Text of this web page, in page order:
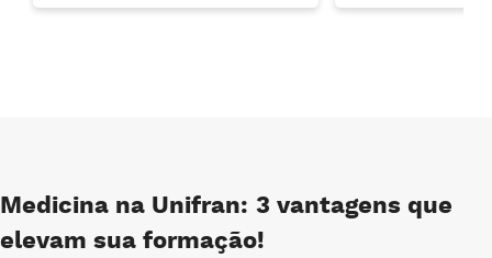
Medicina na Unifran: 3 vantagens que
elevam sua formação!